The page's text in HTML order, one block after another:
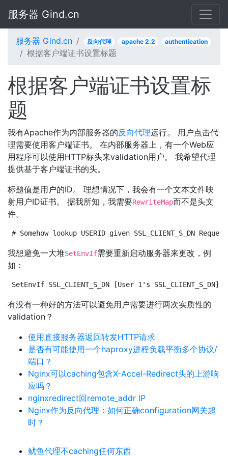
服务器 Gind.cn
服务器 Gind.cn 反向代理 apache 2.2 authentication
根据客户端证书设置标题
根据客户端证书设置标
题
我有Apache作为内部服务器的反向代理运行。 用户点击代
理需要使用客户端证书。 在内部服务器上，有一个Web应
用程序可以使用HTTP标头来validation用户。 我希望代理
提供基于客户端证书的头。
标题值是用户的ID。 理想情况下，我会有一个文本文件映
射用户ID证书。 据我所知，我需要RewriteMap而不是头文
件。
# Somehow lookup USERID given SSL_CLIENT_S_DN
我想避免一大堆SetEnvIf需要重新启动服务器来更改，例
如：
SetEnvIf SSL_CLIENT_S_DN [User 1's SSL_CLIENT_S_DN]
有没有一种好的方法可以避免用户需要进行两次实质性的
validation？
使用直接服务器返回转发HTTP请求
是否有可能使用一个haproxy进程负载平衡多个协议/
端口？
Nginx可以caching包含X-Accel-Redirect头的上游响
应吗？
nginxredirect回remote_addr IP
Nginx作为反向代理：如何正确configuration网关超
时？
鱿鱼代理不caching任何东西